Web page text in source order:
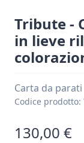
Tribute -
in lieve
Carta da parati
Codice prodotto:
130,00 €